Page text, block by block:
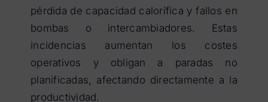
pérdida de capacidad calorífica y fallos en
bombas o intercambiadores. Estas
incidencias aumentan los costes
operativos y obligan a paradas no
planificadas, afectando directamente a la
productividad.